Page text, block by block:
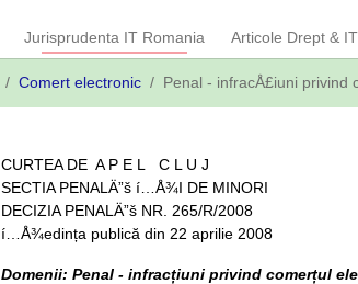
Jurisprudenta IT Romania Articole Drept & IT
Comert electronic Penal - infracÅ£iuni privind
CURTEA DE A P E L C L U J
SECTIA PENALÄ”š í…Å¾I DE MINORI
DECIZIA PENALÄ”š NR. 265/R/2008
í…Å¾edința publică din 22 aprilie 2008
Domenii: Penal - infracțiuni privind comerțul